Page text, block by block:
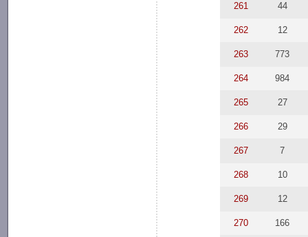
261 44
262 12
263 773
264 984
265 27
266 29
267 7
268 10
269 12
270 166